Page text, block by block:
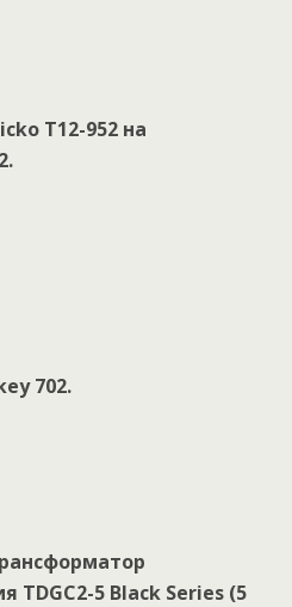
T12-952 на
702.
TDGC2-5 Black Series (5